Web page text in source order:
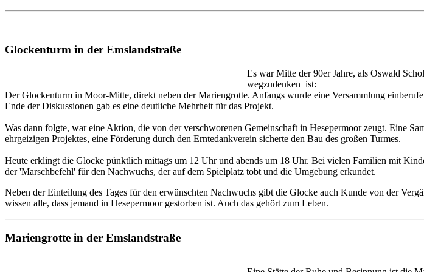
Glockenturm in der Emslandstraße
Es war Mitte der 90er Jahre, als Oswald
wegzudenken ist:
Der Glockenturm in Moor-Mitte, direkt neben der Mariengrotte. Anfangs wurde eine Versammlung
Ende der Diskussionen gab es eine deutliche Mehrheit für das Projekt.
Was dann folgte, war eine Aktion, die von der verschworenen Gemeinschaft in Hesepermoorzeugt. Eine
ehrgeizigen Projektes, eine Förderung durch den Erntedankverein sicherte den Bau des großen Turmes.
Heute erklingt die Glocke pünktlich mittags um 12 Uhr und abends um 18 Uhr. Bei vielen Familien mit
der 'Marschbefehl' für den Nachwuchs, der auf dem Spielplatz tobt und die Umgebung erkundet.
Neben der Einteilung des Tages für den erwünschten Nachwuchs gibt die Glocke auch Kunde von der
wissen alle, dass jemand in Hesepermoor gestorben ist. Auch das gehört zum Leben.
Mariengrotte in der Emslandstraße